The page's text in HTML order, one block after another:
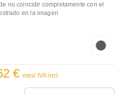
no coincidir completamente con el
en la imagen
€ mes/ IVA incl.